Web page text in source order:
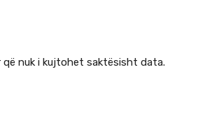
që nuk i kujtohet saktësisht data.